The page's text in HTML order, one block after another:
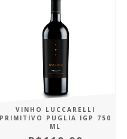
VINHO LUCCARELLI
PRIMITIVO PUGLIA IGP 750
ML